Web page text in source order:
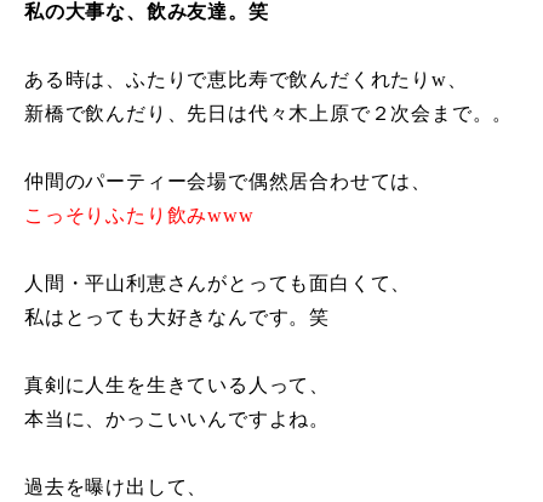
私の大事な、飲み友達。笑
ある時は、ふたりで恵比寿で飲んだくれたりw、
新橋で飲んだり、先日は代々木上原で２次会まで。。
仲間のパーティー会場で偶然居合わせては、
こっそりふたり飲みwww
人間・平山利恵さんがとっても面白くて、
私はとっても大好きなんです。笑
真剣に人生を生きている人って、
本当に、かっこいいんですよね。
過去を曝け出して、